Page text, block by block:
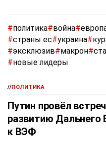
#политика#война#
#страны ес#украина#
#эксклюзив#макрон#
#новые лидеры
//ПОЛИТИКА
Путин провёл
развитию Дальнего
к ВЭФ